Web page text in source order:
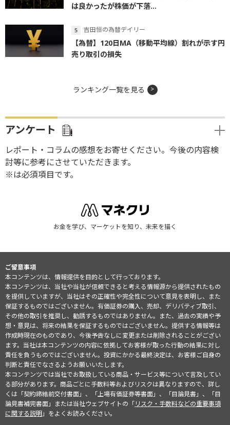
は良かったが株価が下落...
吉田恒の為替デイリー
【為替】120日MA（移動平均線）割れが示す円
売り取引の損失
ランキング一覧を見る
アンケート
レポート・コラムの感想をお寄せください。今後の内容検
討等に参考にさせていただきます。
※は必須項目です。
お金を学び、マーケットを知り、未来を描く
ご留意事項
本コンテンツは、情報提供を目的として行っております。
本コンテンツは、当社や当社が信頼できると考える情報源から提供されたもの
を提供していますが、当社はその正確性や完全性について意見を表明し、また
保証するものではございません。有価証券の購入、売却、デリバティブ取引、
その他の取引を推奨し、勧誘するものではありません。また、過去の実績や予
想・意見は、将来の結果を保証するものではございません。提供する情報等は
作成時現在のものであり、今後予告なしに変更または削除されることがござい
ます。当社は本コンテンツの内容に依拠してお客様が取った行動の結果に対し
責任を負うものではございません。投資にかかる最終決定は、お客様ご自身の
判断と責任でなさるようお願いいたします。
本コンテンツでは当社でお取扱している商品・サービス等について言及してい
る部分があります。商品ごとに手数料等およびリスクは異なりますので、詳し
くは「契約締結前交付書面」、「上場有価証券等書面」、「目論見書」、「目
論見書補完書面」または当社ウェブサイトの「リスク・手数料などの重要事項
に関する説明」をよくお読みください。